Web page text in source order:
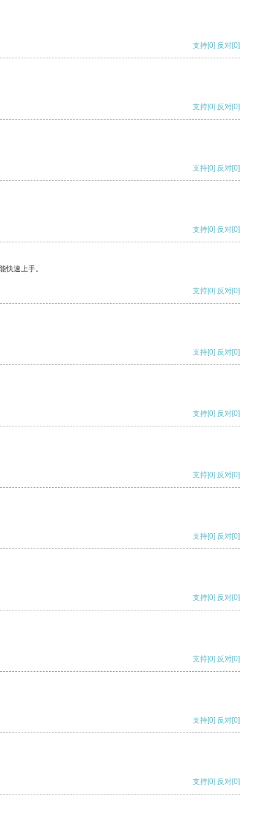
支持[0] 反对[0]
支持[0] 反对[0]
支持[0] 反对[0]
支持[0] 反对[0]
快速上手。
支持[0] 反对[0]
支持[0] 反对[0]
支持[0] 反对[0]
支持[0] 反对[0]
支持[0] 反对[0]
支持[0] 反对[0]
支持[0] 反对[0]
支持[0] 反对[0]
支持[0] 反对[0]